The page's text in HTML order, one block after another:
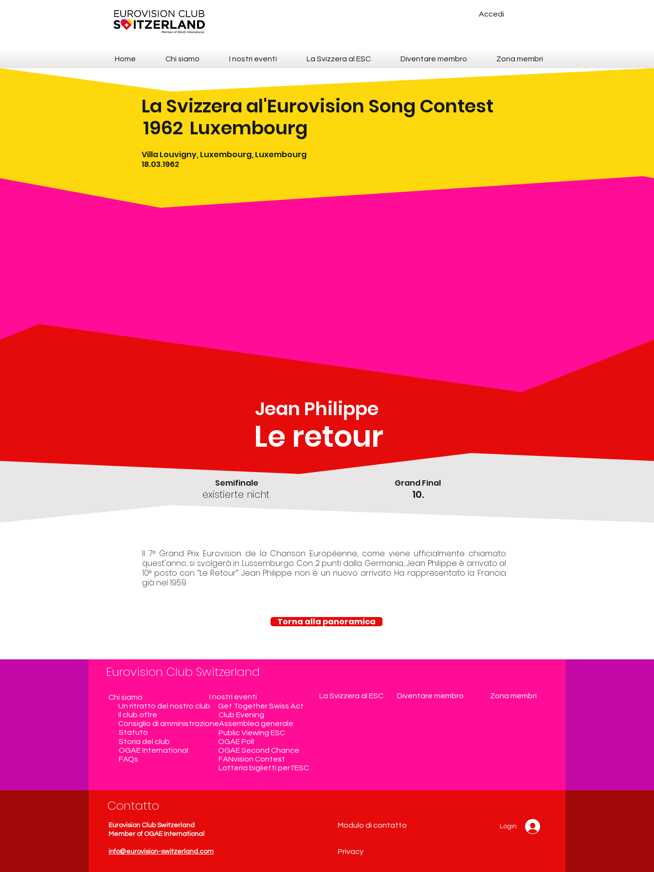
Accedi
Home Chi siamo I nostri eventi La Svizzera al ESC Diventare membro Zona membri
La Svizzera al'Eurovision Song Contest
1962 Luxembourg
Villa Louvigny, Luxembourg, Luxembourg
18.03.1962
Jean Philippe
Le retour
Semifinale Grand Final
existierte nicht 10.
Il 7° Grand Prix Eurovision de la Chanson Européenne, come viene ufficialmente chiamato
quest'anno, si svolgerà in Lussemburgo. Con 2 punti dalla Germania, Jean Philippe è arrivato al
10° posto con “Le Retour”. Jean Philippe non è un nuovo arrivato. Ha rappresentato la Francia
già nel 1959.
Torna alla panoramica
Eurovision Club Switzerland
Chi siamo I nostri eventi Diventare membro
La Svizzera al ESC
Zona membri
Un ritratto del nostro club
Get Together Swiss Act
Il club offre
Club Evening
Consiglio di amministrazioneAssemblea generale
Statuto
Public Viewing ESC
Storia del club
OGAE Poll
OGAE International
OGAE Second Chance
FAQs
FANvision Contest
Lotteria biglietti per l'ESC
Contatto
Eurovision Club Switzerland
Member of OGAE International
info@eurovision-switzerland.com
Login
Modulo di contatto
Privacy